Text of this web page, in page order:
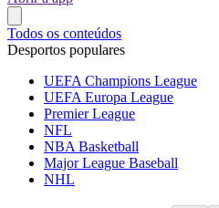
Todos os conteúdos
Desportos populares
UEFA Champions League
UEFA Europa League
Premier League
NFL
NBA Basketball
Major League Baseball
NHL